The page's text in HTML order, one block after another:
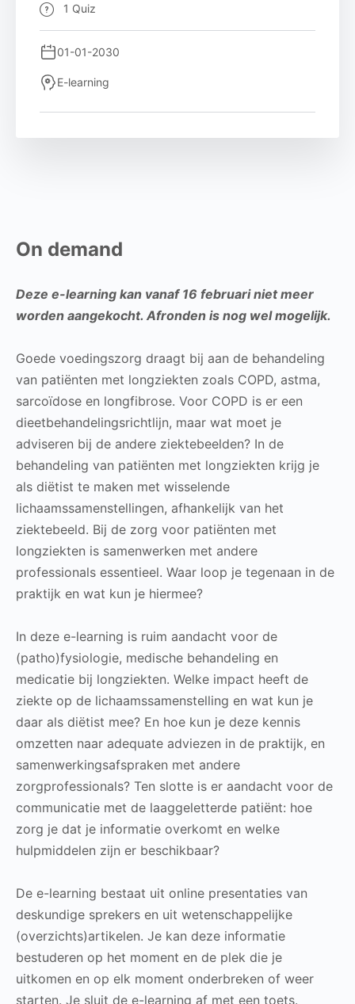
On demand
Deze e-learning kan vanaf 16 februari niet meer
worden aangekocht. Afronden is nog wel mogelijk.
Goede voedingszorg draagt bij aan de behandeling
van patiënten met longziekten zoals COPD, astma,
sarcoïdose en longfibrose. Voor COPD is er een
dieetbehandelingsrichtlijn, maar wat moet je
adviseren bij de andere ziektebeelden? In de
behandeling van patiënten met longziekten krijg je
als diëtist te maken met wisselende
lichaamssamenstellingen, afhankelijk van het
ziektebeeld. Bij de zorg voor patiënten met
longziekten is samenwerken met andere
professionals essentieel. Waar loop je tegenaan in de
praktijk en wat kun je hiermee?
In deze e-learning is ruim aandacht voor de
(patho)fysiologie, medische behandeling en
medicatie bij longziekten. Welke impact heeft de
ziekte op de lichaamssamenstelling en wat kun je
daar als diëtist mee? En hoe kun je deze kennis
omzetten naar adequate adviezen in de praktijk, en
samenwerkingsafspraken met andere
zorgprofessionals? Ten slotte is er aandacht voor de
communicatie met de laaggeletterde patiënt: hoe
zorg je dat je informatie overkomt en welke
hulpmiddelen zijn er beschikbaar?
De e-learning bestaat uit online presentaties van
deskundige sprekers en uit wetenschappelijke
(overzichts)artikelen. Je kan deze informatie
bestuderen op het moment en de plek die je
uitkomen en op elk moment onderbreken of weer
starten. Je sluit de e-learning af met een toets.
1 Quiz
01-01-2030
E-learning